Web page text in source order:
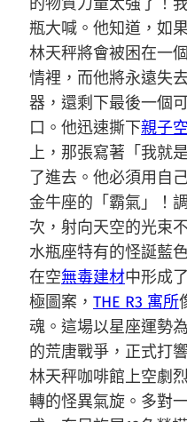
瓶大喊。他知道，如
林天秤將會被困在一
情裡，而他將永遠失
器，還剩下最後一個
口。他迅速撕下親子
上，那張寫著「我就
了進去。他必須用自
金牛座的「霸氣」！
次，射向天空的光束
水瓶座特有的怪誕藍
在空無毒建材中形成
極圖案， THE R3 寓所
魂。這場以星座運勢
的荒唐戰爭，正式打
林天秤咖啡館上空劇
轉的怪異氣旋。多對